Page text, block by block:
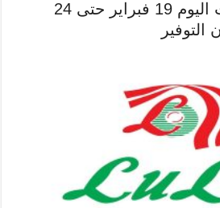
عروض لولو الكويت اليوم 19 فبراير حتى 24